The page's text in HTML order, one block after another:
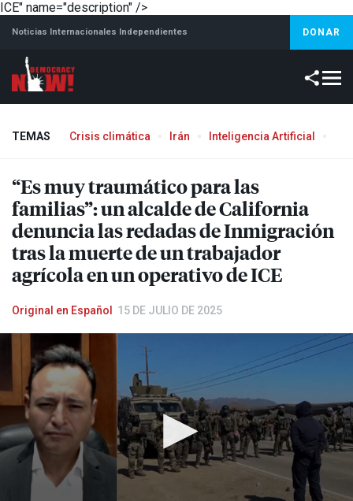
ICE" name="description" />
Noticias Internacionales Independientes DONAR
TEMAS Crisis climática Irán Inteligencia Artificial
“Es muy traumático para las
familias”: un alcalde de California
denuncia las redadas de Inmigración
tras la muerte de un trabajador
agrícola en un operativo deICE
Original en Español 15 DE JULIO DE 2025